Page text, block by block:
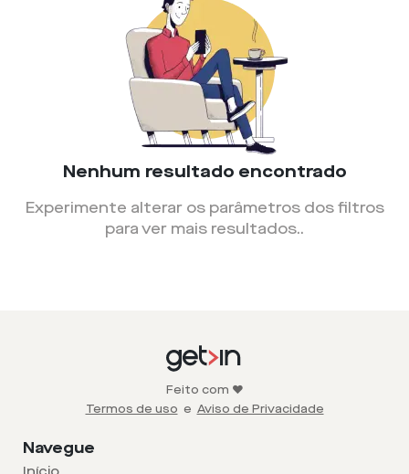
Nenhum resultado encontrado
Experimente alterar os parâmetros dos filtros
para ver mais resultados..
Feito com ❤️
Termos de uso e Aviso de Privacidade
Navegue